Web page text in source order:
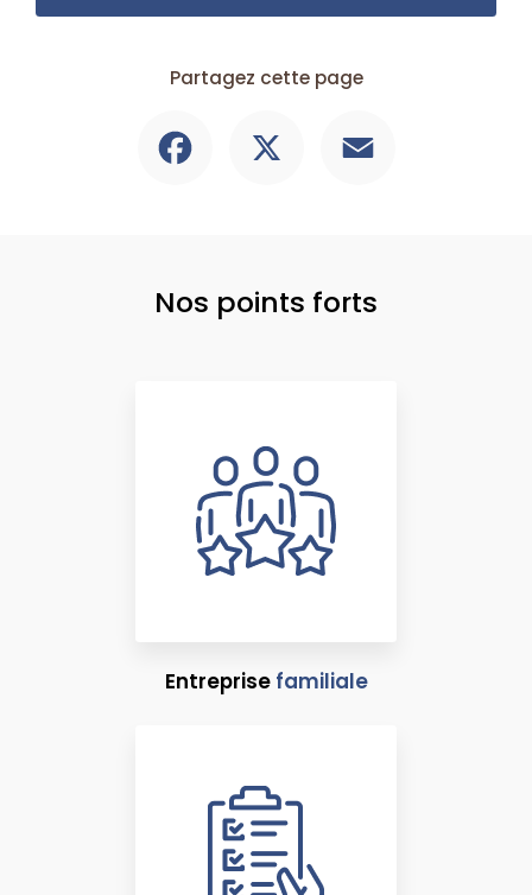
Partagez cette page
Nos points forts
Entreprise familiale